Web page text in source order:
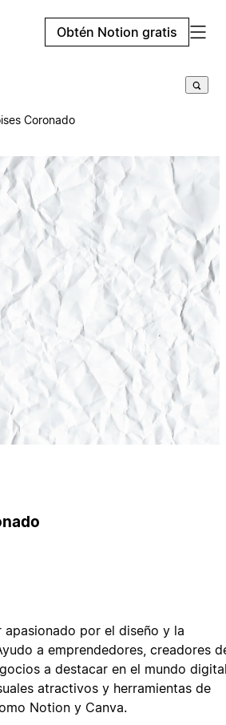
Obtén Notion gratis
Coronado
apasionado por el diseño y la
a emprendedores, creadores
a destacar en el mundo
atractivos y herramientas de
Notion y Canva.